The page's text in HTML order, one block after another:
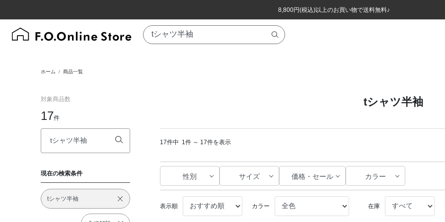
8,800円(税込)以上のお買い物で送料無料♪
ほぼ全品半額！！8/12(水)お昼12:59まで！！
8,800円(税込)以上のお買い物で送料無料♪
ほぼ全品半額！！8/12(水)お昼12:59まで！！
ホーム 商品一覧
対象商品数
17件
現在の検索条件
tシャツ半袖
tシャツ半袖
17件中 1件 ～ 17件を表示
性別 サイズ 価格・セール カラー
表示順 カラー 在庫